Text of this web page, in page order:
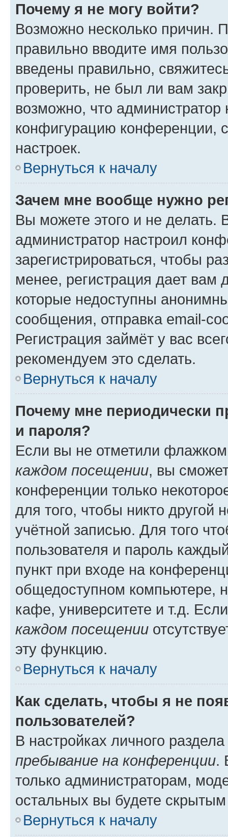
Почему я не могу войти?
Возможно несколько причин.
правильно вводите имя
введены правильно,
проверить, не был ли вам
возможно, что администратор
конфигурацию конференции,
настроек.
Вернуться к началу
Зачем мне вообще нужно
Вы можете этого и не делать.
администратор настроил
зарегистрироваться, чтобы
менее, регистрация дает вам
которые недоступны
сообщения, отправка email-
Регистрация займёт у вас
рекомендуем это сделать.
Вернуться к началу
Почему мне периодически
и пароля?
Если вы не отметили
каждом посещении, вы
конференции только
для того, чтобы никто другой
учётной записью. Для того
пользователя и пароль
пункт при входе на
общедоступном компьютере,
кафе, университете и т.д.
каждом посещении
эту функцию.
Вернуться к началу
Как сделать, чтобы я не
пользователей?
В настройках личного
пребывание на конференции.
только администраторам,
остальных вы будете
Вернуться к началу